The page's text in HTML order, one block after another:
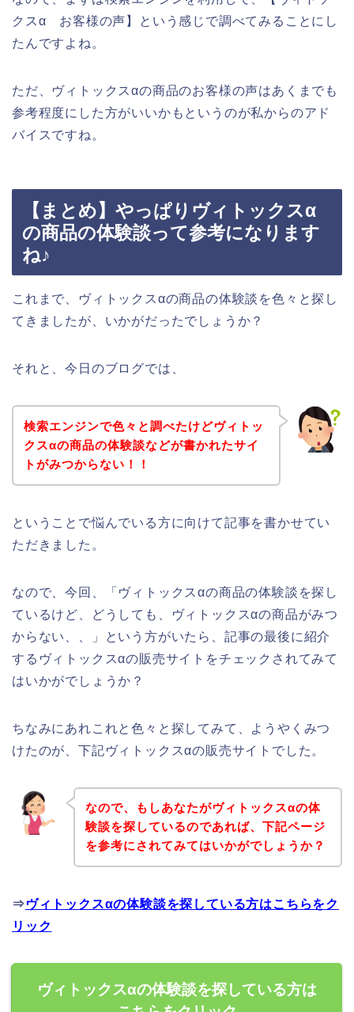
クスα お客様の声】という感じで調べてみることにし
たんですよね。
ただ、ヴィトックスαの商品のお客様の声はあくまでも
参考程度にした方がいいかもというのが私からのアド
バイスですね。
【まとめ】やっぱりヴィトックスα
の商品の体験談って参考になります
ね♪
これまで、ヴィトックスαの商品の体験談を色々と探し
てきましたが、いかがだったでしょうか？
それと、今日のブログでは、
検索エンジンで色々と調べたけどヴィトッ
クスαの商品の体験談などが書かれたサイ
トがみつからない！！
ということで悩んでいる方に向けて記事を書かせてい
ただきました。
なので、今回、「ヴィトックスαの商品の体験談を探し
ているけど、どうしても、ヴィトックスαの商品がみつ
からない、、」という方がいたら、記事の最後に紹介
するヴィトックスαの販売サイトをチェックされてみて
はいかがでしょうか？
ちなみにあれこれと色々と探してみて、ようやくみつ
けたのが、下記ヴィトックスαの販売サイトでした。
なので、もしあなたがヴィトックスαの体
験談を探しているのであれば、下記ページ
を参考にされてみてはいかがでしょうか？
⇒ ヴィトックスαの体験談を探している方はこちらをク
リック
ヴィトックスαの体験談を探している方は